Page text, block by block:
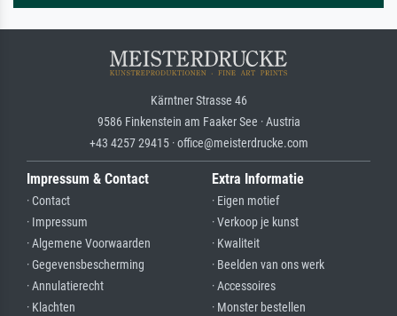
Kärntner Strasse 46
9586 Finkenstein am Faaker See · Austria
+43 4257 29415 · office@meisterdrucke.com
Impressum & Contact
· Contact
· Impressum
· Algemene Voorwaarden
· Gegevensbescherming
· Annulatierecht
· Klachten
Extra Informatie
· Eigen motief
· Verkoop je kunst
· Kwaliteit
· Beelden van ons werk
· Accessoires
· Monster bestellen